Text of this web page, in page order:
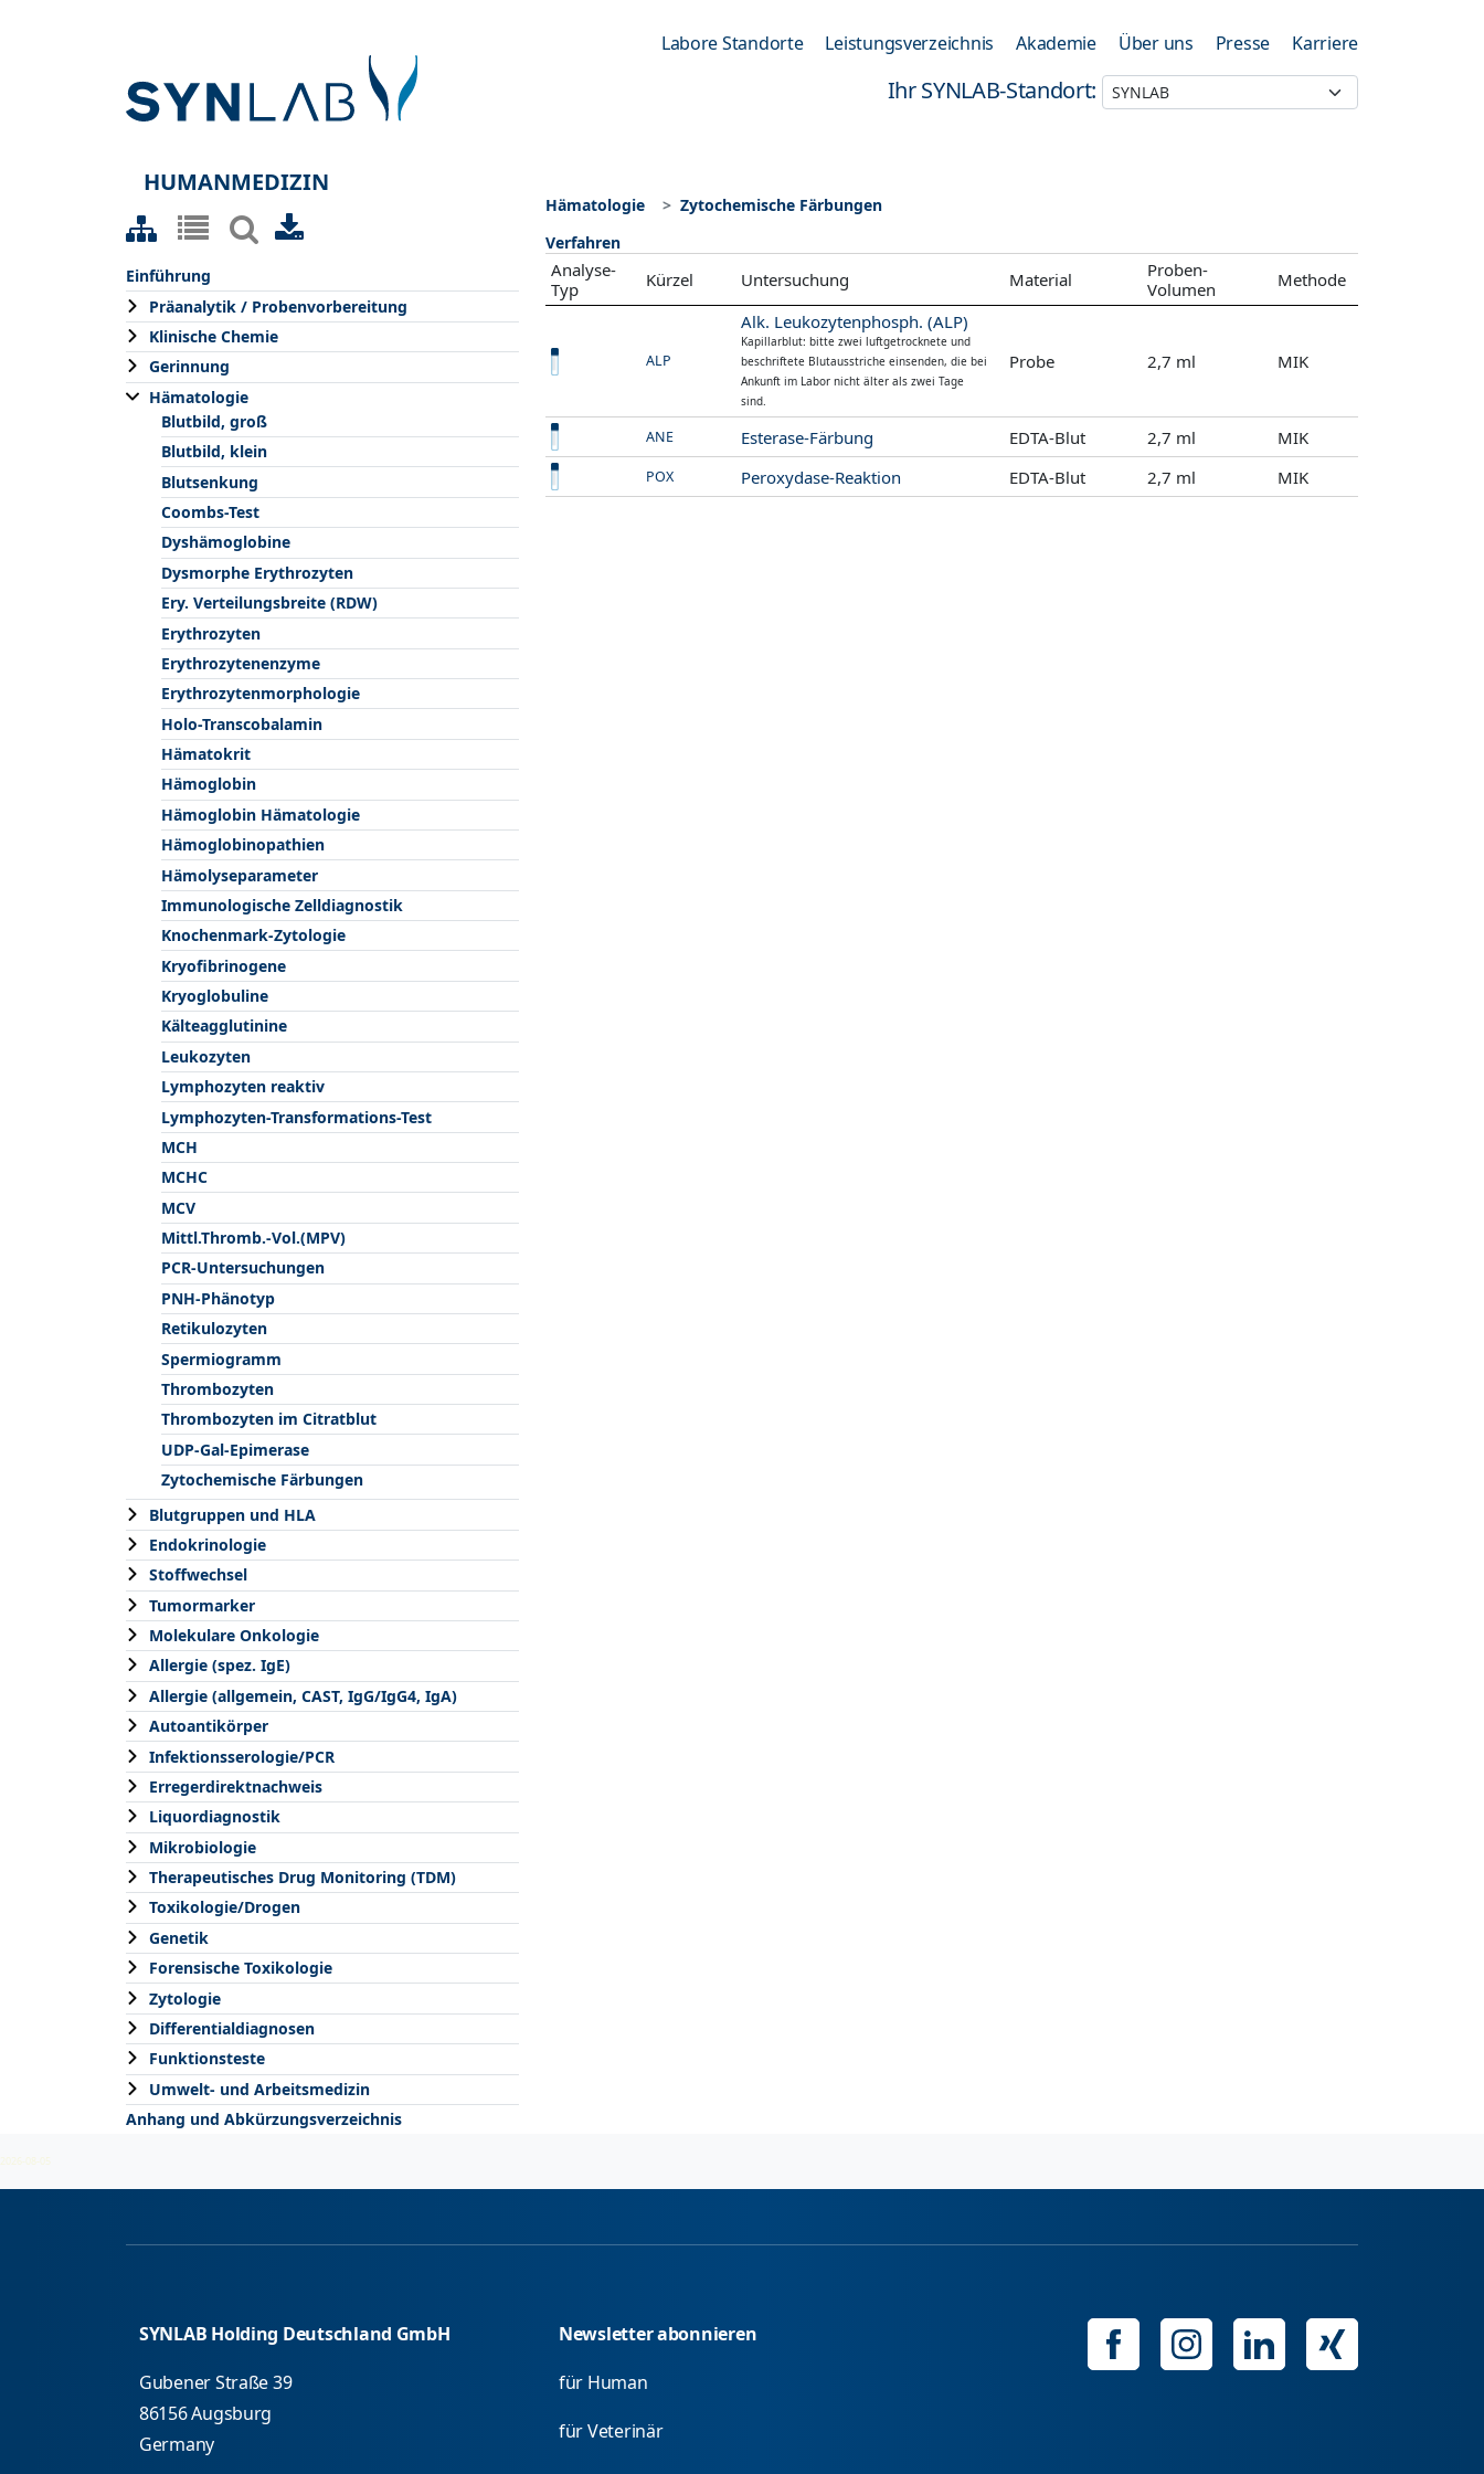
Labore Standorte Leistungsverzeichnis Akademie Über uns Presse Karriere
Ihr SYNLAB-Standort:
HUMANMEDIZIN
Einführung
Präanalytik / Probenvorbereitung
Klinische Chemie
Gerinnung
Hämatologie
Blutbild, groß
Blutbild, klein
Blutsenkung
Coombs-Test
Dyshämoglobine
Dysmorphe Erythrozyten
Ery. Verteilungsbreite (RDW)
Erythrozyten
Erythrozytenenzyme
Erythrozytenmorphologie
Holo-Transcobalamin
Hämatokrit
Hämoglobin
Hämoglobin Hämatologie
Hämoglobinopathien
Hämolyseparameter
Immunologische Zelldiagnostik
Knochenmark-Zytologie
Kryofibrinogene
Kryoglobuline
Kälteagglutinine
Leukozyten
Lymphozyten reaktiv
Lymphozyten-Transformations-Test
MCH
MCHC
MCV
Mittl.Thromb.-Vol.(MPV)
PCR-Untersuchungen
PNH-Phänotyp
Retikulozyten
Spermiogramm
Thrombozyten
Thrombozyten im Citratblut
UDP-Gal-Epimerase
Zytochemische Färbungen
Blutgruppen und HLA
Endokrinologie
Stoffwechsel
Tumormarker
Molekulare Onkologie
Allergie (spez. IgE)
Allergie (allgemein, CAST, IgG/IgG4, IgA)
Autoantikörper
Infektionsserologie/PCR
Erregerdirektnachweis
Liquordiagnostik
Mikrobiologie
Therapeutisches Drug Monitoring (TDM)
Toxikologie/Drogen
Genetik
Forensische Toxikologie
Zytologie
Differentialdiagnosen
Funktionsteste
Umwelt- und Arbeitsmedizin
Anhang und Abkürzungsverzeichnis
Hämatologie
Zytochemische Färbungen
Verfahren
Analyse-
Typ
Kürzel Untersuchung Material
Proben-
Volumen
Methode
ALP
Alk. Leukozytenphosph. (ALP)
Kapillarblut: bitte zwei luftgetrocknete und
beschriftete Blutausstriche einsenden, die bei
Ankunft im Labor nicht älter als zwei Tage
sind.
Probe 2,7 ml MIK
ANE Esterase-Färbung EDTA-Blut 2,7 ml MIK
POX Peroxydase-Reaktion EDTA-Blut 2,7 ml MIK
2026-08-05
SYNLAB Holding Deutschland GmbH
Gubener Straße 39
86156 Augsburg
Germany
Newsletter abonnieren
für Human
für Veterinär